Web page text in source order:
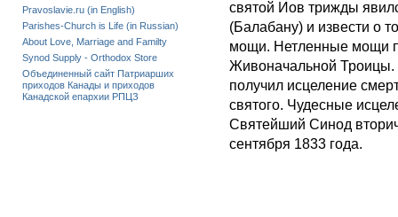
святой Иов трижды
(Балабану) и извести о
мощи. Нетленные мощи
Живоначальной Троицы.
получил исцеление
святого. Чудесные
Святейший Синод
сентября 1833 года.
Pravoslavie.ru (in English)
Parishes-Church is Life (in Russian)
About Love, Marriage and Familty
Synod Supply - Orthodox Store
Объединенный сайт Патриарших
приходов Канады и приходов
Канадской епархии РПЦЗ